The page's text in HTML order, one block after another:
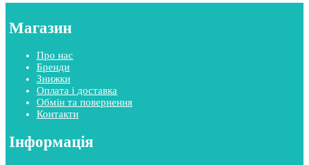
Магазин
Про нас
Бренди
Знижки
Оплата і доставка
Обмін та повернення
Контакти
Інформація